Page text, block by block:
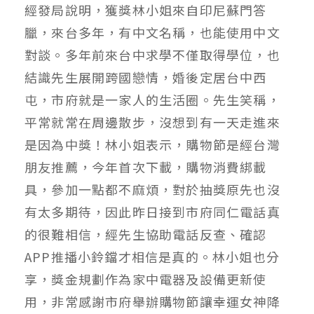
經發局說明，獲獎林小姐來自印尼蘇門答
臘，來台多年，有中文名稱，也能使用中文
對談。多年前來台中求學不僅取得學位，也
結識先生展開跨國戀情，婚後定居台中西
屯，市府就是一家人的生活圈。先生笑稱，
平常就常在周邊散步，沒想到有一天走進來
是因為中獎！林小姐表示，購物節是經台灣
朋友推薦，今年首次下載，購物消費綁載
具，參加一點都不麻煩，對於抽獎原先也沒
有太多期待，因此昨日接到市府同仁電話真
的很難相信，經先生協助電話反查、確認
APP推播小鈴鐺才相信是真的。林小姐也分
享，獎金規劃作為家中電器及設備更新使
用，非常感謝市府舉辦購物節讓幸運女神降